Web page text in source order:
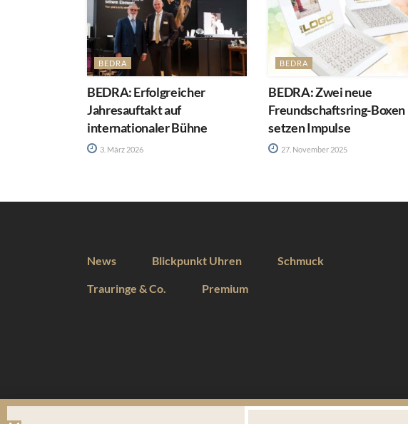
BEDRA
BEDRA: Erfolgreicher
Jahresauftakt auf
internationaler Bühne
3. März 2026
BEDRA
BEDRA: Zwei neue
Freundschaftsring-Boxen
setzen Impulse
27. November 2025
News Blickpunkt Uhren Schmuck
Trauringe & Co. Premium